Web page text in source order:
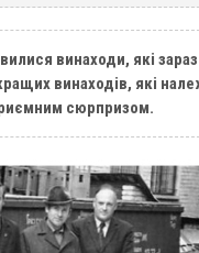
винаходи, які
винаходів, які
сюрпризом.